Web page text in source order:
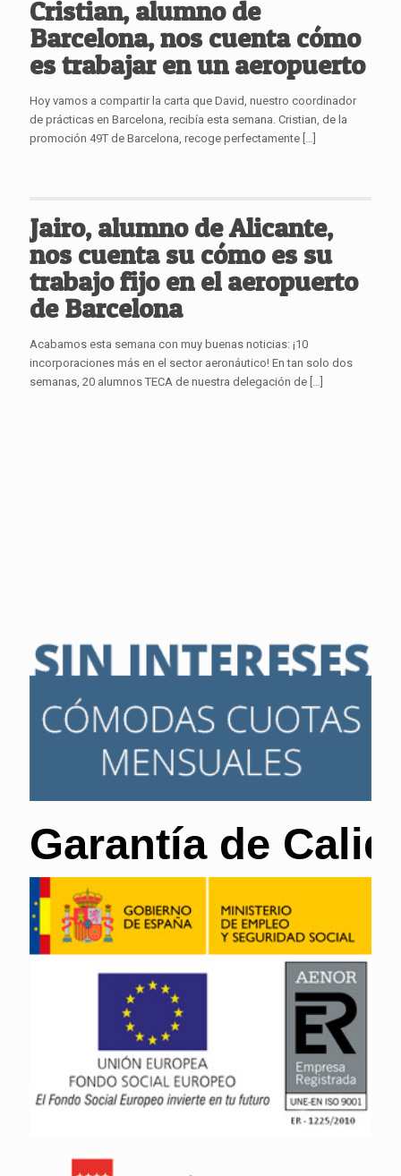
Cristian, alumno de
Barcelona, nos cuenta cómo
es trabajar en un aeropuerto
Hoy vamos a compartir la carta que David, nuestro coordinador
de prácticas en Barcelona, recibía esta semana. Cristian, de la
promoción 49T de Barcelona, recoge perfectamente […]
Jairo, alumno de Alicante,
nos cuenta su cómo es su
trabajo fijo en el aeropuerto
de Barcelona
Acabamos esta semana con muy buenas noticias: ¡10
incorporaciones más en el sector aeronáutico! En tan solo dos
semanas, 20 alumnos TECA de nuestra delegación de […]
Garantía de